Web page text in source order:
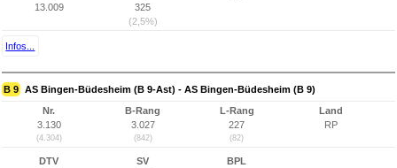
13.009
325
(2,5%)
Infos...
B 9 AS Bingen-Büdesheim (B 9-Ast) - AS Bingen-Büdesheim (B 9)
Nr.
3.130
(4.304)
B-Rang
3.027
(842)
L-Rang
227
(82)
Land
RP
DTV
SV
BPL